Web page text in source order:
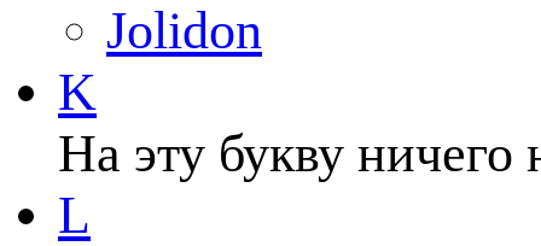
Jolidon
K
На эту букву ничего
L